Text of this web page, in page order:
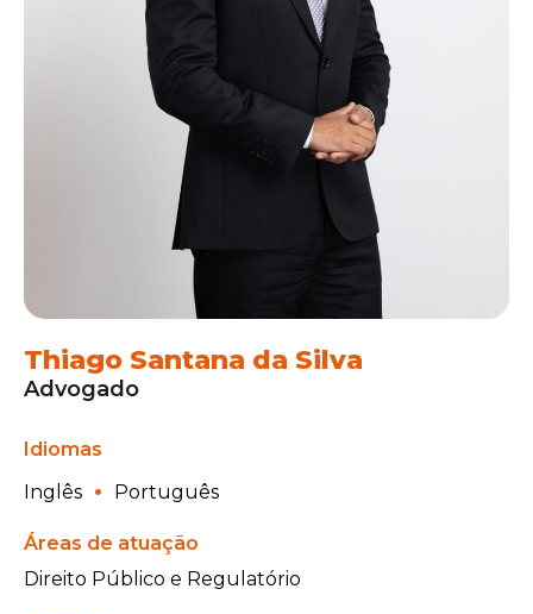
Thiago Santana da Silva
Advogado
Idiomas
Inglês
Português
Áreas de atuação
Direito Público e Regulatório